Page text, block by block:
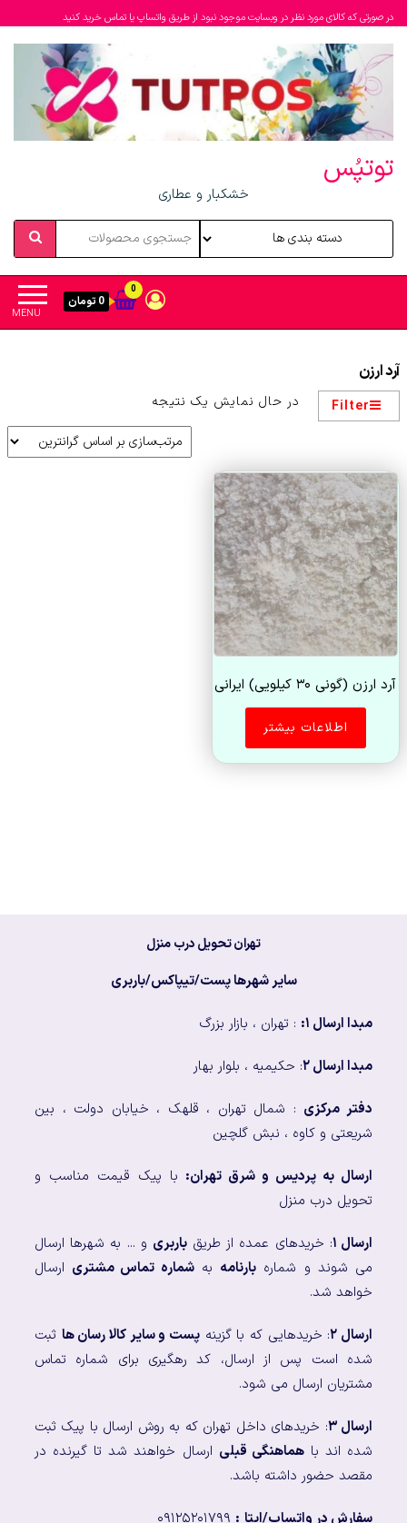
در صورتی که کالای مورد نظر در وبسایت موجود نبود از طریق واتساپ یا تماس خرید کنید
توتپُس
خشکبار و عطاری
MENU
0
0 تومان
آرد ارزن
Filter در حال نمایش یک نتیجه
آرد ارزن (گونی ۳۰ کیلو‌یی) ایرانی
اطلاعات بیشتر
تهران تحویل درب منزل
سایر شهرها پست/تیپاکس/باربری
مبدا ارسال ۱: : تهران ، بازار بزرگ
مبدا ارسال ۲ : حکیمیه ، بلوار بهار
دفتر مرکزی : شمال تهران ، قلهک ، خیابان دولت ، بین
شریعتی و کاوه ، نبش گلچین
ارسال به پردیس و شرق تهران: با پیک قیمت مناسب و
تحویل درب منزل
ارسال ۱ : خریدهای عمده از طریقباربری و ... به شهرها ارسال
می شوند و شماره بارنامه بهشماره تماس مشتری ارسال
خواهد شد.
ارسال ۲ : خریدهایی که با گزینه پست و سایر کالا رسان ها ثبت
شده است پس از ارسال، کد رهگیری برای شماره تماس
مشتریان ارسال می شود.
ارسال ۳
: خریدهای داخل تهران که به روش ارسال با پیک ثبت
شده اند باهماهنگی قبلی ارسال خواهند شد تا گیرنده در
مقصد حضور داشته باشد.
سفارش در واتساپ/ایتا :